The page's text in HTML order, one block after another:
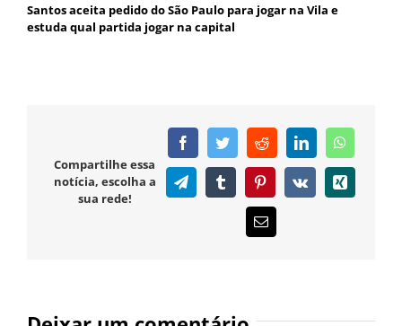
Santos aceita pedido do São Paulo para jogar na Vila e
estuda qual partida jogar na capital
Compartilhe essa
notícia, escolha a
sua rede!
FacebookTwitterRedditLinkedIn
TelegramTumblr PinterestVk Xing
E-
mail